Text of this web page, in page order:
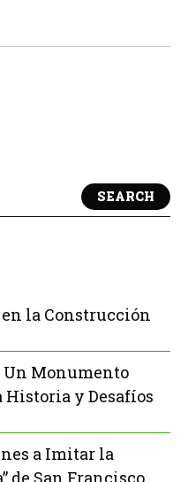
del fútbol, no te
SEARCH
en la Construcción
Un Monumento
Historia y Desafíos
a Imitar la
de San Francisco